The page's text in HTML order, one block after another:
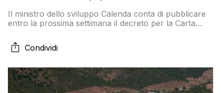
Il ministro dello sviluppo Calenda conta di pubblicare
entro la prossima settimana il decreto per la Carta
deposito nucleare di superficie. Che dovrebbe
chiudere il ciclo del nucleare e ospitare i rifiuti
Condividi